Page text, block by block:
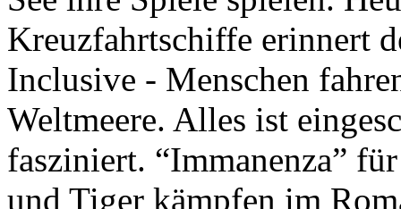
Kreuzfahrtschiffe erinnert
Inclusive - Menschen
Weltmeere. Alles ist
fasziniert. “Immanenza”
und Tiger kämpfen im